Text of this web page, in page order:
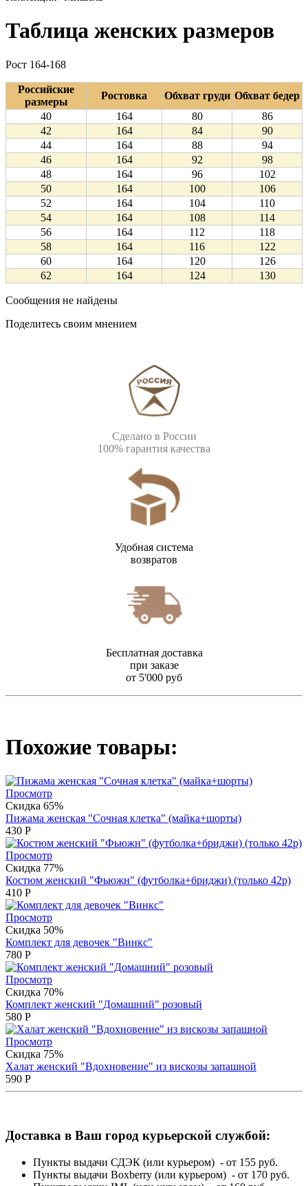
Таблица женских размеров
Рост 164-168
Российские
размеры
Ростовка Обхват груди Обхват бедер
40
164 80
86
42
164 84
90
44
164 88
94
46
164 92
98
48
164 96
102
50
164 100
106
52
164 104
110
54
164 108
114
56
164 112
118
58
164 116
122
60
164 120
126
62
164 124 130
Сообщения не найдены
Поделитесь своим мнением
Сделано в России
100% гарантия качества
Удобная система
возвратов
Бесплатная доставка
при заказе
от 5'000 руб
Похожие товары:
Просмотр
Скидка 65%
Пижама женская "Сочная клетка" (майка+шорты)
430 Р
Просмотр
Скидка 77%
Костюм женский "Фьюжн" (футболка+бриджи) (только 42р)
410 Р
Просмотр
Скидка 50%
Комплект для девочек "Винкс"
780 Р
Просмотр
Скидка 70%
Комплект женский "Домашний" розовый
580 Р
Просмотр
Скидка 75%
Халат женский "Вдохновение" из вискозы запашной
590 Р
Доставка в Ваш город курьерской службой:
Пункты выдачи СДЭК (или курьером) - от 155 руб.
Пункты выдачи Boxberry (или курьером) - от 170 руб.